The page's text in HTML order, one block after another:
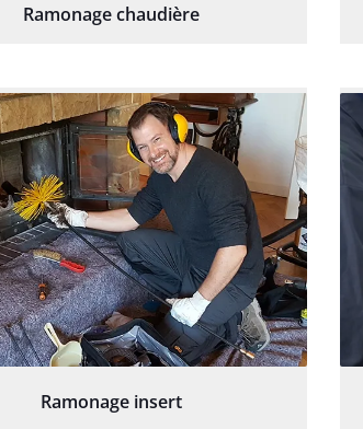
Ramonage chaudière
Ramonage insert